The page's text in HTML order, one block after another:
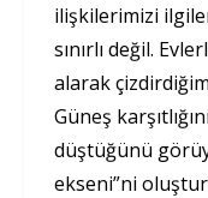
ilişkilerimizi
sınırlı değil.
alarak
Güneş
düştüğünü
ekseni”ni